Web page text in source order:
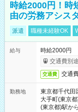
時給2000円！時
由の労務アシス
派遣 職種未経験OK
給与
時給2000円
交通費別
交通費 交通
勤務地
東京都千代田
大手町(東京
(東京都)駅か